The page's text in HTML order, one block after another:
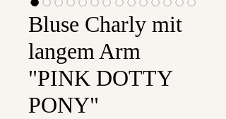
Bluse Charly mit
langem Arm
"PINK DOTTY
PONY"